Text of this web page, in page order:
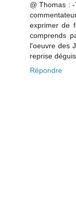
@ Thomas :
exprimer de
comprends
l'oeuvre des
reprise
Répondre